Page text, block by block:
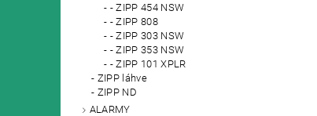
- ZIPP 454 NSW
- ZIPP 808
- ZIPP 303 NSW
- ZIPP 353 NSW
- ZIPP 101 XPLR
ZIPP láhve
ZIPP ND
ALARMY